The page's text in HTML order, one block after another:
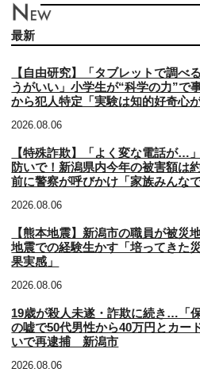
最新
【自由研究】「タブレットで調べ
うがいい」小学生が“科学の力”で
から犯人特定「実験は知的好奇心
2026.08.06
【特殊詐欺】「よく変な電話が…
防いで！新潟県内今年の被害額は
前に警察が呼びかけ「家族みんなで
2026.08.06
【熊本地震】新潟市の職員が被
地震での経験生かす「培ってきた
果実感」
2026.08.06
19歳が殺人未遂・詐欺に続き…「
の嘘で50代男性から40万円とカー
いで再逮捕 新潟市
2026.08.06